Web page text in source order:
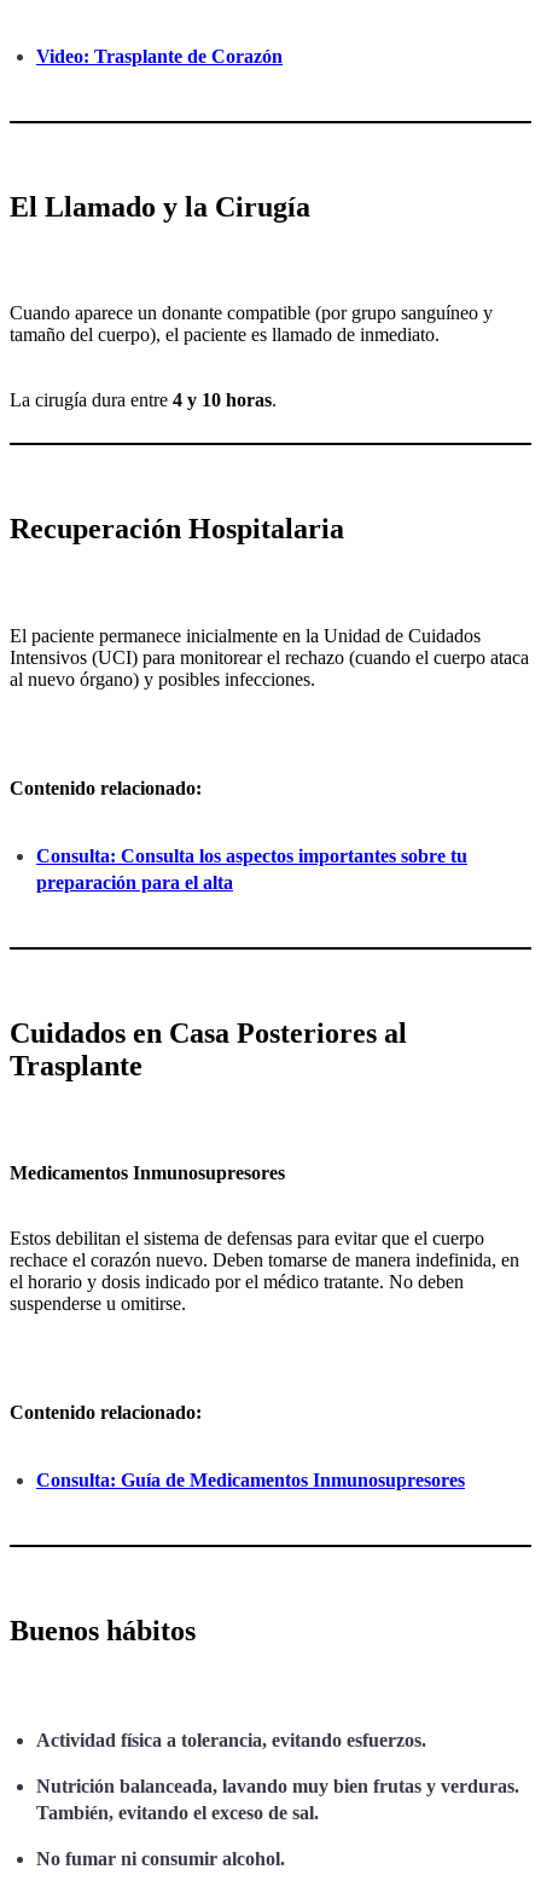
Video: Trasplante de Corazón
El Llamado y la Cirugía
Cuando aparece un donante compatible (por grupo sanguíneo y
tamaño del cuerpo), el paciente es llamado de inmediato.
La cirugía dura entre 4 y 10 horas.
Recuperación Hospitalaria
El paciente permanece inicialmente en la Unidad de Cuidados
Intensivos (UCI) para monitorear el rechazo (cuando el cuerpo ataca
al nuevo órgano) y posibles infecciones.
Contenido relacionado:
Consulta: Consulta los aspectos importantes sobre tu
preparación para el alta
Cuidados en Casa Posteriores al
Trasplante
Medicamentos Inmunosupresores
Estos debilitan el sistema de defensas para evitar que el cuerpo
rechace el corazón nuevo. Deben tomarse de manera indefinida, en
el horario y dosis indicado por el médico tratante. No deben
suspenderse u omitirse.
Contenido relacionado:
Consulta: Guía de Medicamentos Inmunosupresores
Buenos hábitos
Actividad física a tolerancia, evitando esfuerzos.
Nutrición balanceada, lavando muy bien frutas y verduras.
También, evitando el exceso de sal.
No fumar ni consumir alcohol.